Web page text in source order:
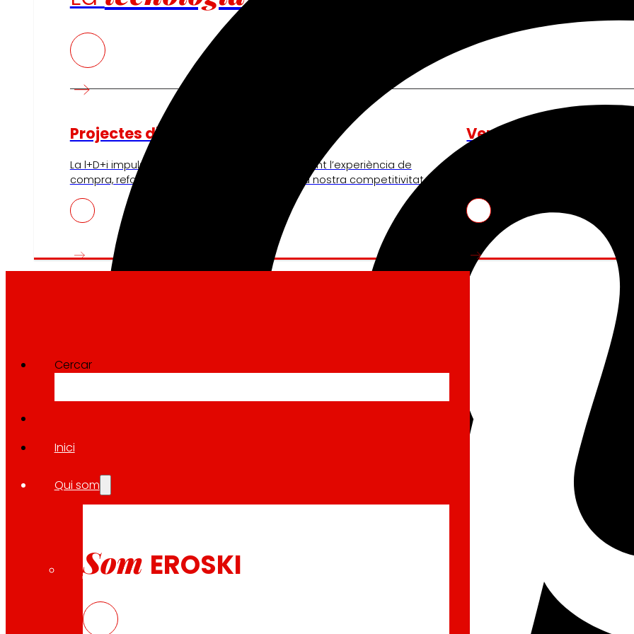
Projectes d'innovació
La l+D+i impulsa la nostra transformació, millorant l’experiència de
compra, reforçant la sostenibilitat i enfortint la nostra competitivitat.
Venture Program
De les idees a l’acció, el
Cercar
Inici
Qui som
Som EROSKI